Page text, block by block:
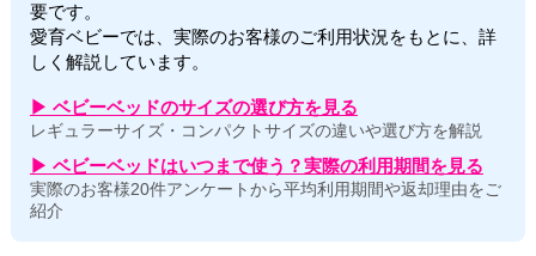
要です。
愛育ベビーでは、実際のお客様のご利用状況をもとに、詳
しく解説しています。
▶ ベビーベッドのサイズの選び方を見る
レギュラーサイズ・コンパクトサイズの違いや選び方を解説
▶ ベビーベッドはいつまで使う？実際の利用期間を見る
実際のお客様20件アンケートから平均利用期間や返却理由をご
紹介